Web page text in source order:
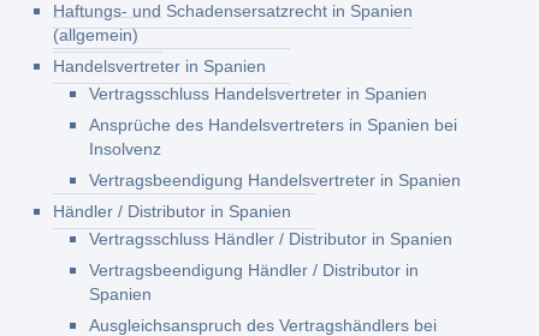
Haftungs- und Schadensersatzrecht in Spanien
(allgemein)
Handelsvertreter in Spanien
Vertragsschluss Handelsvertreter in Spanien
Ansprüche des Handelsvertreters in Spanien bei
Insolvenz
Vertragsbeendigung Handelsvertreter in Spanien
Händler / Distributor in Spanien
Vertragsschluss Händler / Distributor in Spanien
Vertragsbeendigung Händler / Distributor in
Spanien
Ausgleichsanspruch des Vertragshändlers bei